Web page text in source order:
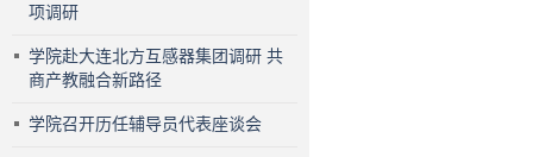
项调研
学院赴大连北方互感器集团调研 共
商产教融合新路径
学院召开历任辅导员代表座谈会